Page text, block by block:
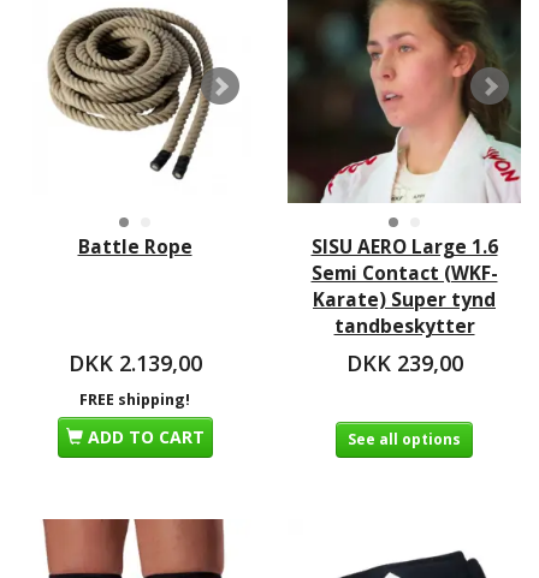
Battle Rope
DKK 2.139,00
FREE shipping!
ADD TO CART
SISU AERO Large 1.6
Semi Contact (WKF-
Karate) Super tynd
tandbeskytter
DKK 239,00
See all options